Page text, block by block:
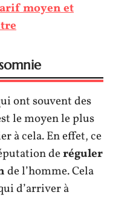
moyen et
ont souvent des
le moyen le plus
à cela. En effet, ce
deréguler
de l’homme. Cela
d’arriver à